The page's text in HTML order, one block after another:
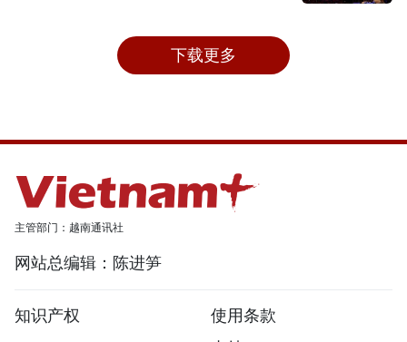
下载更多
主管部门：越南通讯社
网站总编辑：陈进笋
知识产权
使用条款